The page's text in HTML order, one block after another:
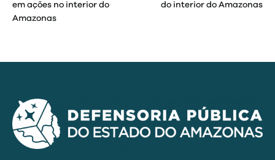
Post
em ações no interior do
Amazonas
do interior do Amazonas